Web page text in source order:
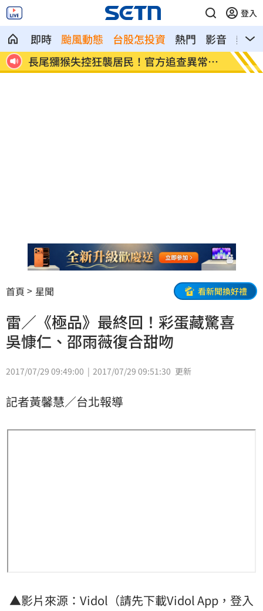
登入
即時 颱風動態 台股怎投資 熱門 影音
熱搜
、
長尾獼猴失控狂襲居民！官方追查異常原
因
伊波
首頁 星聞 看新聞換好禮
雷／《極品》最終回！彩蛋藏驚喜
吳慷仁、邵雨薇復合甜吻
2017/07/29 09:49:00 2017/07/29 09:51:30 更新
記者黃馨慧／台北報導
▲影片來源：Vidol（請先下載Vidol App，登入